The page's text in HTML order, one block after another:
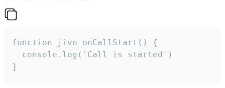
function jivo_onCallStart() {
  console.log('Call is started')
}